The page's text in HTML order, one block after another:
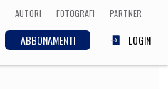
AUTORI FOTOGRAFI PARTNER
ABBONAMENTI LOGIN